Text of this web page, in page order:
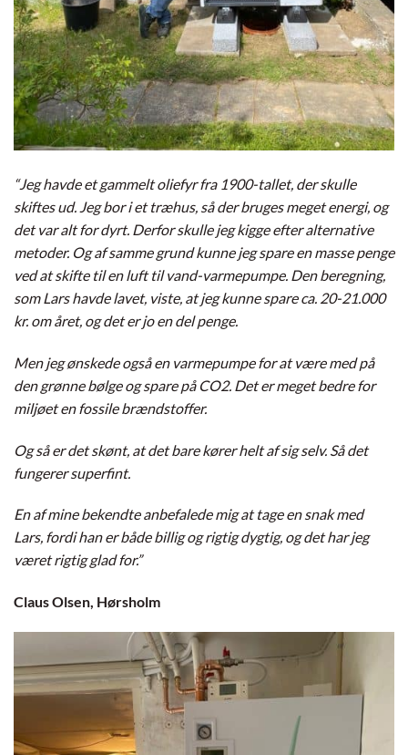
“Jeg havde et gammelt oliefyr fra 1900-tallet, der skulle
skiftes ud. Jeg bor i et træhus, så der bruges meget energi, og
det var alt for dyrt. Derfor skulle jeg kigge efter alternative
metoder. Og af samme grund kunne jeg spare en masse penge
ved at skifte til en luft til vand-varmepumpe. Den beregning,
som Lars havde lavet, viste, at jeg kunne spare ca. 20-21.000
kr. om året, og det er jo en del penge.
Men jeg ønskede også en varmepumpe for at være med på
den grønne bølge og spare på CO2. Det er meget bedre for
miljøet en fossile brændstoffer.
Og så er det skønt, at det bare kører helt af sig selv. Så det
fungerer superfint.
En af mine bekendte anbefalede mig at tage en snak med
Lars, fordi han er både billig og rigtig dygtig, og det har jeg
været rigtig glad for.”
Claus Olsen, Hørsholm